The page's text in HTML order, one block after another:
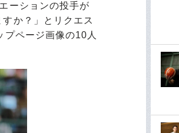
ーションの投手が
か？」とリクエス
ページ画像の10人